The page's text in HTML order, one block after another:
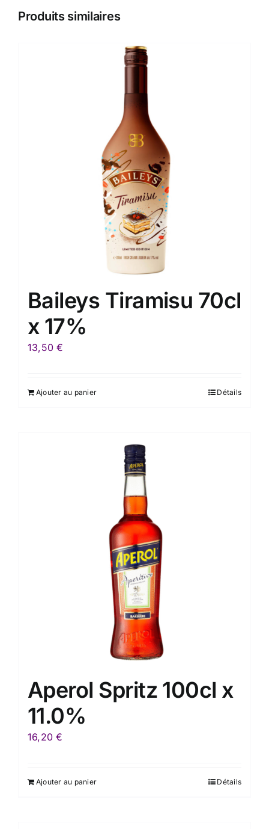
Produits similaires
Baileys Tiramisu 70cl
x 17%
13,50€
Ajouter au panier Détails
Aperol Spritz 100cl x
11.0%
16,20€
Ajouter au panier Détails